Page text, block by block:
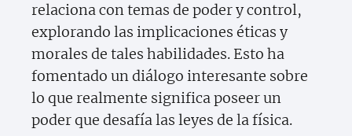
relaciona con temas de poder y control,
explorando las implicaciones éticas y
morales de tales habilidades. Esto ha
fomentado un diálogo interesante sobre
lo que realmente significa poseer un
poder que desafía las leyes de la física.